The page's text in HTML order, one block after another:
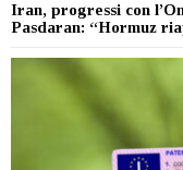
Iran, progressi con
Pasdaran: “Hormuz